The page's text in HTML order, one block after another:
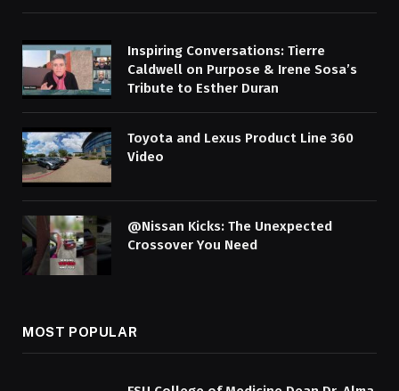
Inspiring Conversations: Tierre
Caldwell on Purpose & Irene Sosa’s
Tribute to Esther Duran
Toyota and Lexus Product Line 360
Video
@Nissan Kicks: The Unexpected
Crossover You Need
MOST POPULAR